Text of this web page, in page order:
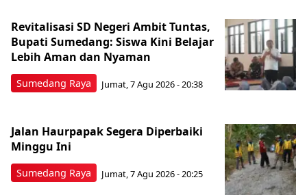
Sumedang Raya
Revitalisasi SD Negeri Ambit Tuntas,
Bupati Sumedang: Siswa Kini Belajar
Lebih Aman dan Nyaman
Jumat, 7 Agu 2026 - 20:38
Sumedang Raya
Jalan Haurpapak Segera Diperbaiki
Minggu Ini
Jumat, 7 Agu 2026 - 20:25